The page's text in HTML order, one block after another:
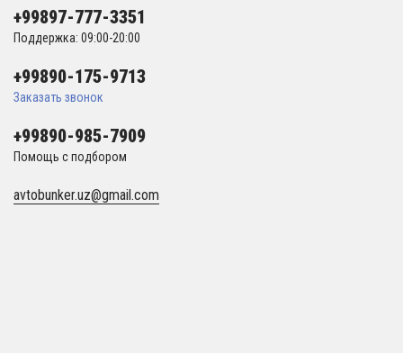
+99897-777-3351
Поддержка: 09:00-20:00
+99890-175-9713
Заказать звонок
+99890-985-7909
Помощь с подбором
avtobunker.uz@gmail.com